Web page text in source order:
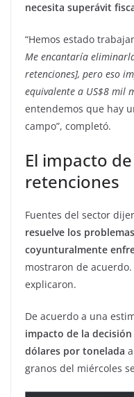
necesita superávit
“Hemos estado
Me encantaría
retenciones], pero eso
equivalente a US$8 mil
entendemos que hay
campo”, completó.
El impacto
retenciones
Fuentes del sector
resuelve los
coyunturalmente
mostraron de acuerdo.
explicaron.
De acuerdo a una
impacto de la
dólares por tonelada
granos del miércoles